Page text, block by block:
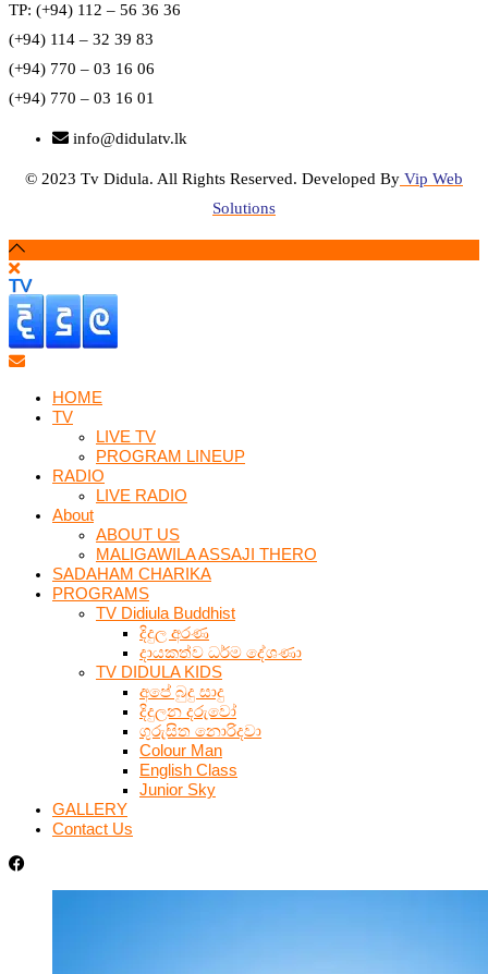
TP: (+94) 112 – 56 36 36
(+94) 114 – 32 39 83
(+94) 770 – 03 16 06
(+94) 770 – 03 16 01
info@didulatv.lk
© 2023 Tv Didula. All Rights Reserved. Developed By Vip Web
Solutions
HOME
TV
LIVE TV
PROGRAM LINEUP
RADIO
LIVE RADIO
About
ABOUT US
MALIGAWILA ASSAJI THERO
SADAHAM CHARIKA
PROGRAMS
TV Didiula Buddhist
දිදුල අරණ
දායකත්ව ධර්ම දේශණා
TV DIDULA KIDS
අපේ බුදු සාදු
දිදුලන දරුවෝ
ගුරුසිත නොරිදවා
Colour Man
English Class
Junior Sky
GALLERY
Contact Us